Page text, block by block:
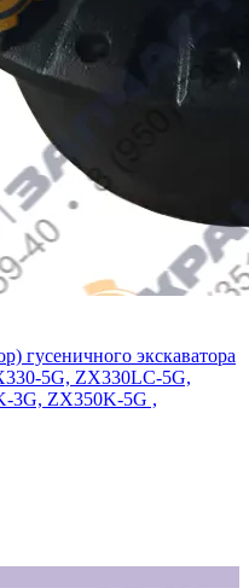
гусеничного экскаватора
5G, ZX330LC-5G,
3G, ZX350K-5G ,